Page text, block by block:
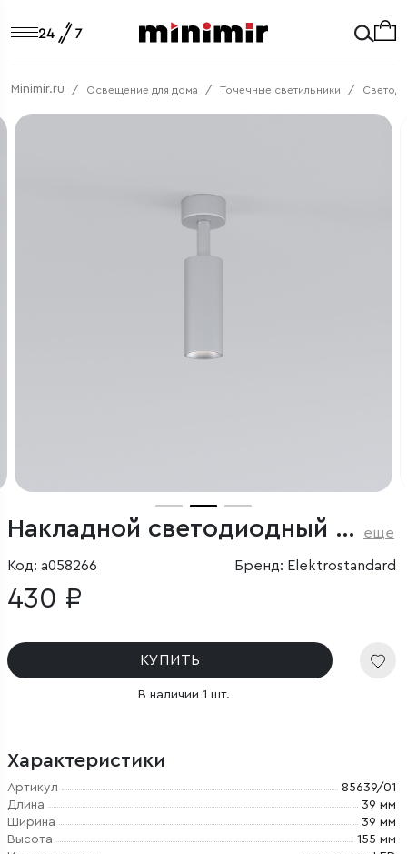
Minimir.ru Освещение для дома Точечные светильники
Накладной светодиодный светильник Diffe серебряный еще
Код: a058266 Бренд: Elektrostandard
430 ₽
КУПИТЬ
В наличии 1 шт.
Характеристики
Артикул
85639/01
Длина
39 мм
Ширина
39 мм
Высота
155 мм